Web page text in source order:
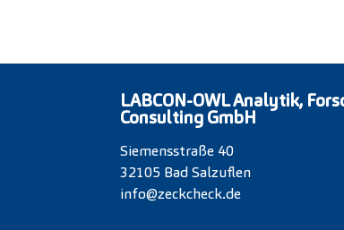
LABCON-OWL Analytik,
Consulting GmbH
Siemensstraße 40
32105 Bad Salzuflen
info@zeckcheck.de